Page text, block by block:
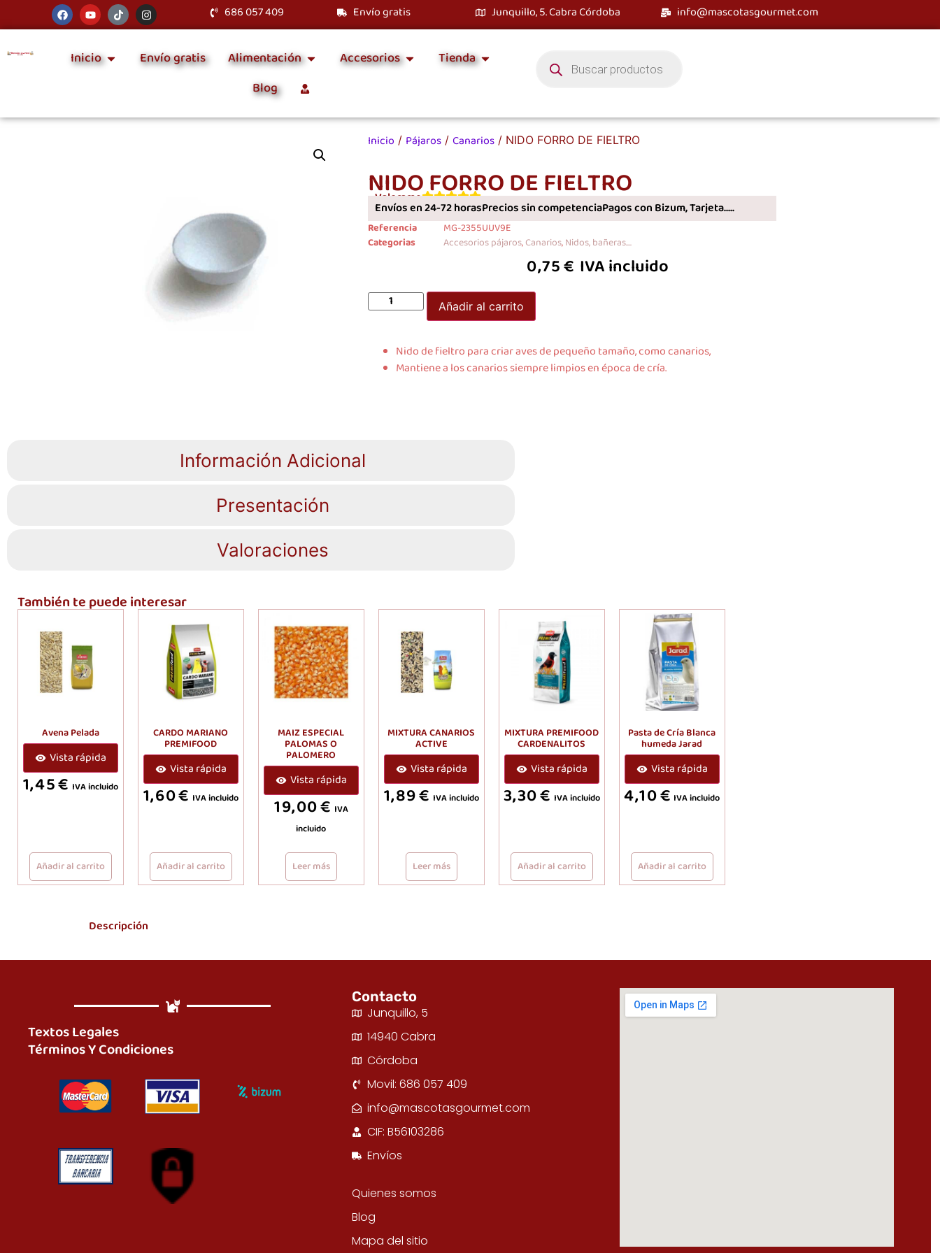
686 057 409 Envío gratis Junquillo, 5. Cabra Córdoba info@mascotasgourmet.com
Inicio Envío gratis Alimentación Accesorios
Tienda
Blog
Inicio / Pájaros / Canarios / NIDO FORRO DE FIELTRO
NIDO FORRO DE FIELTRO
Valorame
Envíos en 24-72 horasPrecios sin competenciaPagos con Bizum, Tarjeta.....
Referencia
MG-2355UUV9E
Categorias
Accesorios pájaros,Canarios,Nidos, bañeras....
0,75€ IVA incluido
Añadir al carrito
Nido de fieltro para criar aves de pequeño tamaño, como canarios,
Mantiene a los canarios siempre limpios en época de cría.
Información Adicional
Presentación
Valoraciones
También te puede interesar
Avena Pelada
Vista rápida
1,45€ IVA incluido
Añadir al carrito
CARDO MARIANO
PREMIFOOD
Vista rápida
1,60€ IVA incluido
Añadir al carrito
MAIZ ESPECIAL
PALOMAS O
PALOMERO
Vista rápida
19,00€ IVA
incluido
Leer más
MIXTURA CANARIOS
ACTIVE
Vista rápida
1,89€ IVA incluido
Leer más
MIXTURA PREMIFOOD
CARDENALITOS
Vista rápida
3,30€ IVA incluido
Añadir al carrito
Pasta de Cría Blanca
humeda Jarad
Vista rápida
4,10€ IVA incluido
Añadir al carrito
Descripción
Textos Legales
Términos Y Condiciones
Contacto
Junquillo, 5
14940 Cabra
Córdoba
Movil: 686 057 409
info@mascotasgourmet.com
CIF: B56103286
Envíos
Quienes somos
Blog
Mapa del sitio